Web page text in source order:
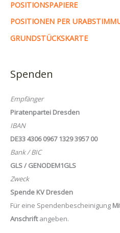
POSITIONSPAPIERE
POSITIONEN PER
GRUNDSTÜCKSKARTE
Spenden
Empfänger
Piratenpartei Dresden
IBAN
DE33 4306 0967 1329 3957 00
Bank / BIC
GLS / GENODEM1GLS
Zweck
Spende KV Dresden
Für eine Spendenbescheinigung
Anschriftangeben.